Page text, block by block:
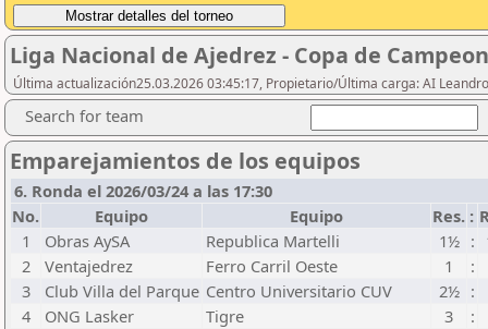
Liga Nacional de Ajedrez - Copa de
Última actualización25.03.2026 03:45:17, Propietario/Última carga: AI
Search for team
Emparejamientos de los equipos
6. Ronda el 2026/03/24 a las 17:30
No.
Equipo Equipo Res. :
1
Obras AySA Republica Martelli 1½ :
2
Ventajedrez Ferro Carril Oeste 1
:
3
Club Villa del Parque Centro Universitario CUV 2½ :
4
ONG Lasker Tigre 3
: